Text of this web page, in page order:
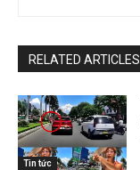
RELATED ARTICLES
Tin tức